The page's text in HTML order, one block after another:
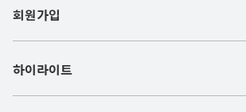
회원가입
하이라이트